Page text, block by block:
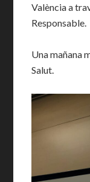
València a
Responsable.
Una mañana
Salut.